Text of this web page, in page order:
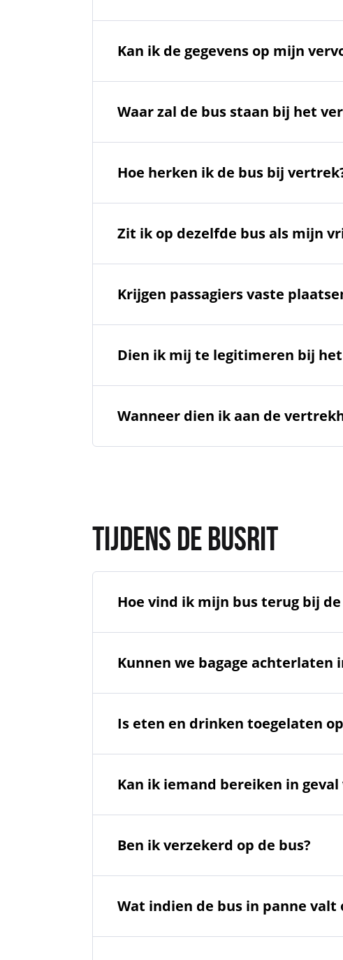
Kan ik de gegevens op mijn
Waar zal de bus staan bij het
Hoe herken ik de bus bij
Zit ik op dezelfde bus als mijn
Krijgen passagiers vaste
Dien ik mij te legitimeren bij
Wanneer dien ik aan de
TIJDENS DE BUSRIT
Hoe vind ik mijn bus terug bij
Kunnen we bagage achterlaten
Is eten en drinken toegelaten
Kan ik iemand bereiken in
Ben ik verzekerd op de bus?
Wat indien de bus in panne valt